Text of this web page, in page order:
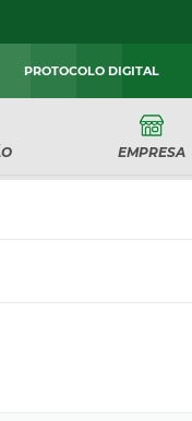
PROTOCOLO DIGITAL
EMPRESA